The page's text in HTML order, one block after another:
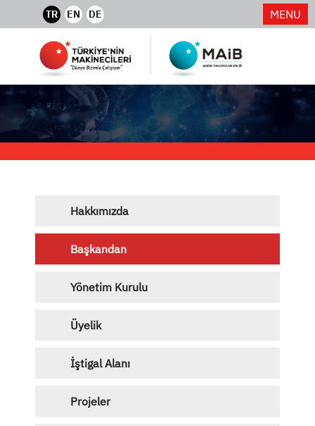
TR EN DE MENU
Hakkımızda
Başkandan
Yönetim Kurulu
Üyelik
İştigal Alanı
Projeler